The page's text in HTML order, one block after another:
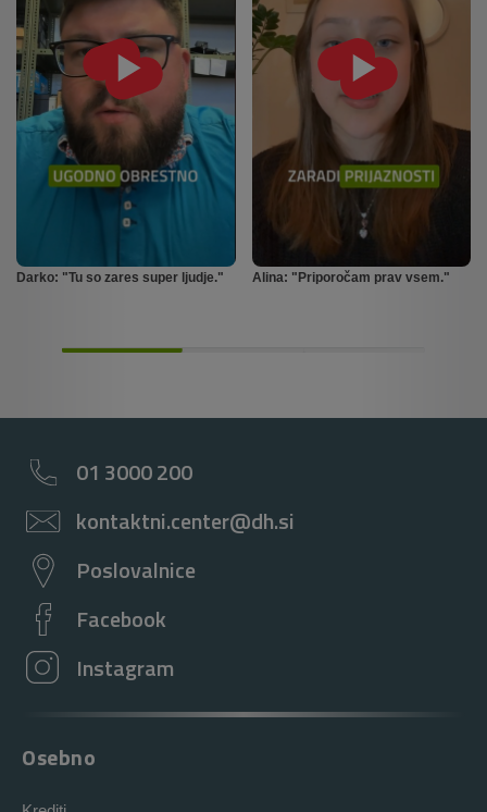
Darko: "Tu so zares super ljudje." Alina: "Priporočam prav vsem."
01 3000 200
kontaktni.center@dh.si
Poslovalnice
Facebook
Instagram
Osebno